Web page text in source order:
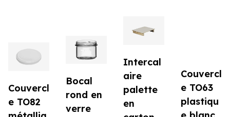
Couvercl
e TO82
Bocal
rond en
verre
Intercal
aire
palette
en
Couvercl
e TO63
plastiqu